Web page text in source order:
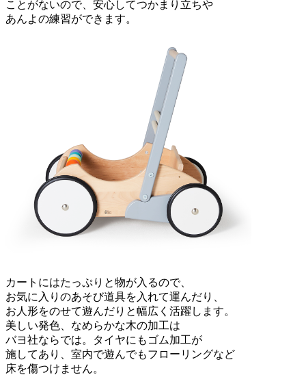
ことがないので、安心してつかまり立ちや
あんよの練習ができます。
カートにはたっぷりと物が入るので、
お気に入りのあそび道具を入れて運んだり、
お人形をのせて遊んだりと幅広く活躍します。
美しい発色、なめらかな木の加工は
バヨ社ならでは。タイヤにもゴム加工が
施してあり、室内で遊んでもフローリングなど
床を傷つけません。